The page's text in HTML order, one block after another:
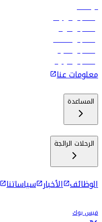
الوظائف
رحلات إلى تبيليسي
رحلات إلى الرياض
رحلات إلى مسقط
رحلات إلى ماليه
رحلات إلى كولومبو
معلومات عنا
المساعدة
الرحلات الرائجة
الوظائف الأخبار سياساتنا
فيس بوك